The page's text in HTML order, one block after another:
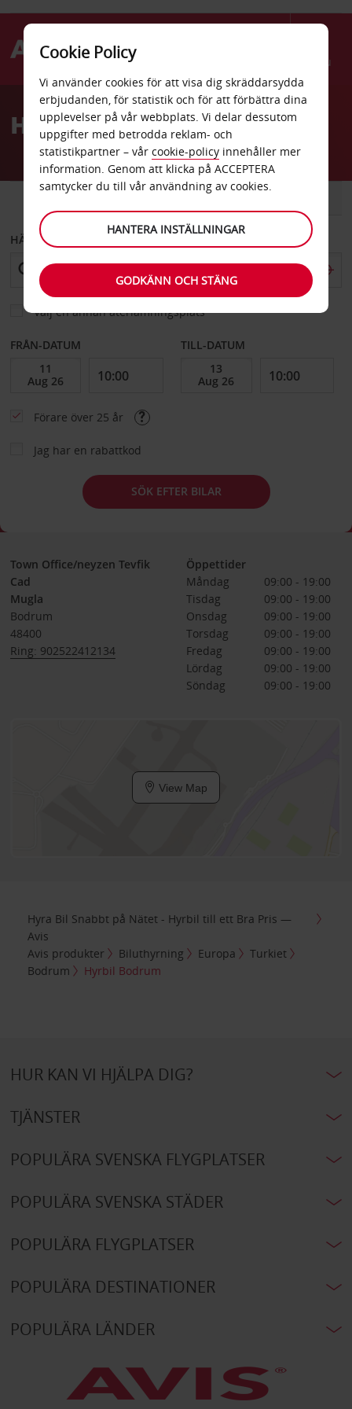
Menu
AvisHyrbil Bodrum
BIL
HÄMTA FRÅN
Välj en annan återlämningsplats
FRÅN-DATUM TILL-DATUM
Förare över 25 år
Jag har en rabattkod
SÖK EFTER BILAR
Town Office/neyzen Tevfik
Cad
Mugla
Bodrum
48400
Ring: 902522412134
Öppettider
Måndag
09:00 - 19:00
Tisdag
09:00 - 19:00
Onsdag
09:00 - 19:00
Torsdag
09:00 - 19:00
Fredag
09:00 - 19:00
Lördag
09:00 - 19:00
Söndag
09:00 - 19:00
View Map
Hyra Bil Snabbt på Nätet - Hyrbil till ett Bra Pris —
Avis
Avis produkter
Biluthyrning Europa
Turkiet
Bodrum
Hyrbil Bodrum
HUR KAN VI HJÄLPA DIG?
TJÄNSTER
POPULÄRA SVENSKA FLYGPLATSER
POPULÄRA SVENSKA STÄDER
POPULÄRA FLYGPLATSER
POPULÄRA DESTINATIONER
POPULÄRA LÄNDER
Cookie Policy
Vi använder cookies för att visa dig skräddarsydda
erbjudanden, för statistik och för att förbättra dina
upplevelser på vår webbplats. Vi delar dessutom
uppgifter med betrodda reklam- och
statistikpartner – vår cookie-policy innehåller mer
information. Genom att klicka på ACCEPTERA
samtycker du till vår användning av cookies.
HANTERA INSTÄLLNINGAR
GODKÄNN OCH STÄNG